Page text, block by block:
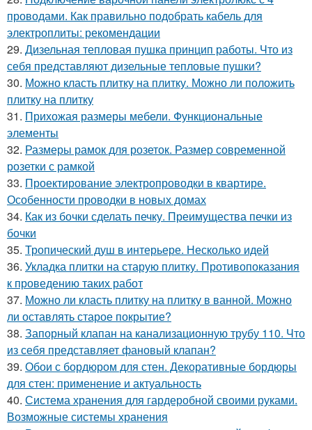
проводами. Как правильно подобрать кабель для
электроплиты: рекомендации
29. Дизельная тепловая пушка принцип работы. Что из
себя представляют дизельные тепловые пушки?
30. Можно класть плитку на плитку. Можно ли положить
плитку на плитку
31. Прихожая размеры мебели. Функциональные
элементы
32. Размеры рамок для розеток. Размер современной
розетки с рамкой
33. Проектирование электропроводки в квартире.
Особенности проводки в новых домах
34. Как из бочки сделать печку. Преимущества печки из
бочки
35. Тропический душ в интерьере. Несколько идей
36. Укладка плитки на старую плитку. Противопоказания
к проведению таких работ
37. Можно ли класть плитку на плитку в ванной. Можно
ли оставлять старое покрытие?
38. Запорный клапан на канализационную трубу 110. Что
из себя представляет фановый клапан?
39. Обои с бордюром для стен. Декоративные бордюры
для стен: применение и актуальность
40. Система хранения для гардеробной своими руками.
Возможные системы хранения